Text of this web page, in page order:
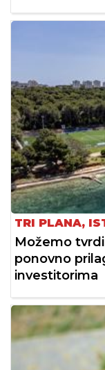
TRI PLANA,
Možemo
ponovno
investitorima